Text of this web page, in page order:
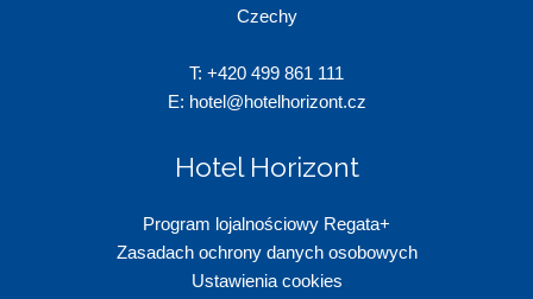
Czechy
T: +420 499 861 111
E: hotel@hotelhorizont.cz
Hotel Horizont
Program lojalnościowy Regata+
Zasadach ochrony danych osobowych
Ustawienia cookies